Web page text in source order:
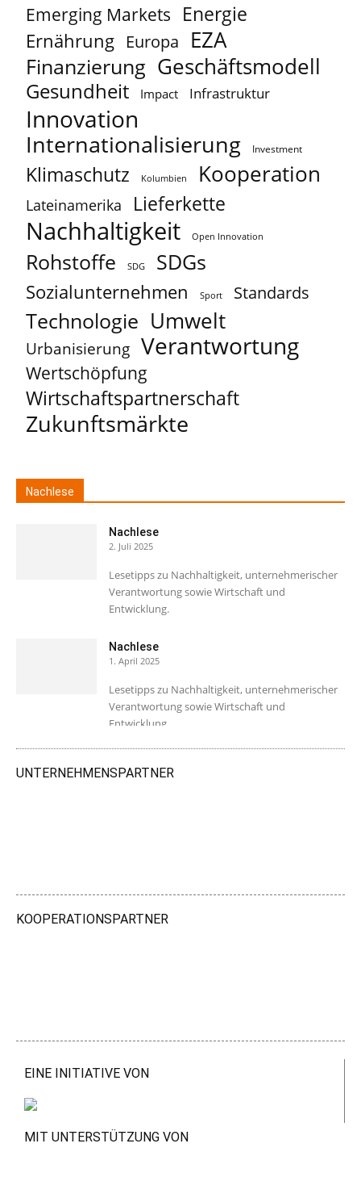
Emerging Markets Energie
Ernährung Europa EZA
Finanzierung Geschäftsmodell
Gesundheit Impact Infrastruktur
Innovation
Internationalisierung Investment
Klimaschutz Kolumbien Kooperation
Lateinamerika Lieferkette
Nachhaltigkeit Open Innovation
Rohstoffe SDG SDGs
Sozialunternehmen Sport Standards
Technologie Umwelt
Urbanisierung Verantwortung
Wertschöpfung
Wirtschaftspartnerschaft
Zukunftsmärkte
Nachlese
Nachlese
2. Juli 2025
Lesetipps zu Nachhaltigkeit, unternehmerischer
Verantwortung sowie Wirtschaft und
Entwicklung.
Nachlese
1. April 2025
Lesetipps zu Nachhaltigkeit, unternehmerischer
Verantwortung sowie Wirtschaft und
Entwicklung.
UNTERNEHMENSPARTNER
KOOPERATIONSPARTNER
EINE INITIATIVE VON
MIT UNTERSTÜTZUNG VON